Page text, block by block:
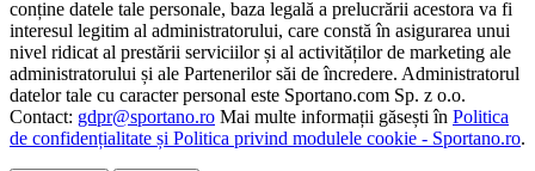
conține datele tale personale, baza legală a prelucrării acestora va fi
interesul legitim al administratorului, care constă în asigurarea unui
nivel ridicat al prestării serviciilor și al activităților de marketing ale
administratorului și ale Partenerilor săi de încredere. Administratorul
datelor tale cu caracter personal este Sportano.com Sp. z o.o.
Contact: gdpr@sportano.ro Mai multe informații găsești în Politica
de confidențialitate și Politica privind modulele cookie - Sportano.ro.